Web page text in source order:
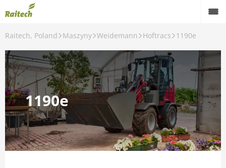
Raitech, Poland Maszyny Weidemann Hoftracs 1190e
1190e
Maszyny używane
Części zamienne
Serwis
Rolnictwo precyzyjne
Finansowanie